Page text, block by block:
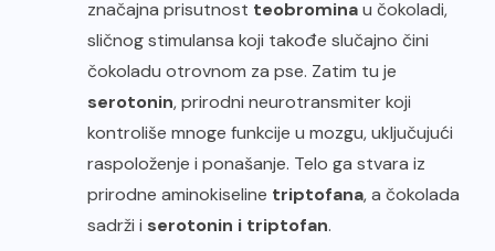
značajna prisutnost teobrominau čokoladi,
sličnog stimulansa koji takođe slučajno čini
čokoladu otrovnom za pse. Zatim tu je
serotonin, prirodni neurotransmiter koji
kontroliše mnoge funkcije u mozgu, uključujući
raspoloženje i ponašanje. Telo ga stvara iz
prirodne aminokiseline triptofana, a čokolada
sadrži i serotonin i triptofan.